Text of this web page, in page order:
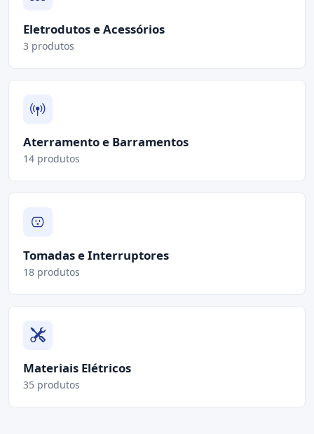
Eletrodutos e Acessórios
3 produtos
Aterramento e Barramentos
14 produtos
Tomadas e Interruptores
18 produtos
Materiais Elétricos
35 produtos